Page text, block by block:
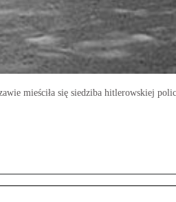
mieściła się siedziba hitlerowskiej